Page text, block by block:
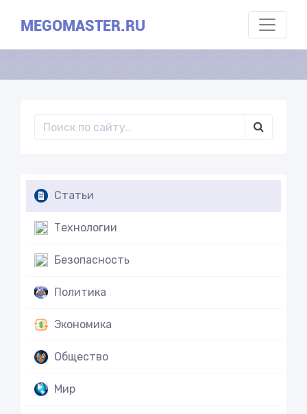
MEGOMASTER.RU
Статьи
Технологии
Безопасность
Политика
Экономика
Общество
Мир